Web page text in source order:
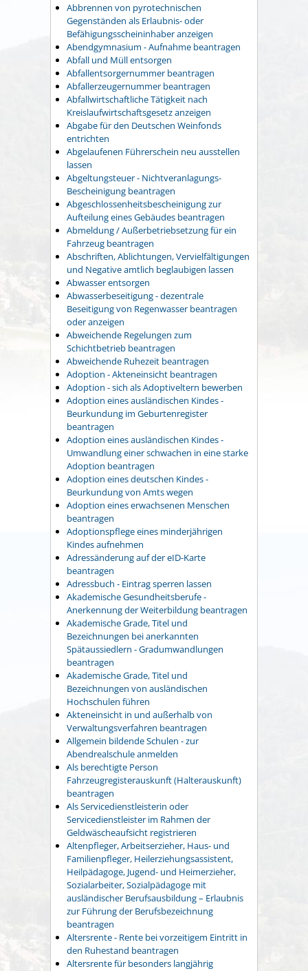
Abbrennen von pyrotechnischen
Gegenständen als Erlaubnis- oder
Befähigungsscheininhaber anzeigen
Abendgymnasium - Aufnahme beantragen
Abfall und Müll entsorgen
Abfallentsorgernummer beantragen
Abfallerzeugernummer beantragen
Abfallwirtschaftliche Tätigkeit nach
Kreislaufwirtschaftsgesetz anzeigen
Abgabe für den Deutschen Weinfonds
entrichten
Abgelaufenen Führerschein neu ausstellen
lassen
Abgeltungsteuer - Nichtveranlagungs-
Bescheinigung beantragen
Abgeschlossenheitsbescheinigung zur
Aufteilung eines Gebäudes beantragen
Abmeldung / Außerbetriebsetzung für ein
Fahrzeug beantragen
Abschriften, Ablichtungen, Vervielfältigungen
und Negative amtlich beglaubigen lassen
Abwasser entsorgen
Abwasserbeseitigung - dezentrale
Beseitigung von Regenwasser beantragen
oder anzeigen
Abweichende Regelungen zum
Schichtbetrieb beantragen
Abweichende Ruhezeit beantragen
Adoption - Akteneinsicht beantragen
Adoption - sich als Adoptiveltern bewerben
Adoption eines ausländischen Kindes -
Beurkundung im Geburtenregister
beantragen
Adoption eines ausländischen Kindes -
Umwandlung einer schwachen in eine starke
Adoption beantragen
Adoption eines deutschen Kindes -
Beurkundung von Amts wegen
Adoption eines erwachsenen Menschen
beantragen
Adoptionspflege eines minderjährigen
Kindes aufnehmen
Adressänderung auf der eID-Karte
beantragen
Adressbuch - Eintrag sperren lassen
Akademische Gesundheitsberufe -
Anerkennung der Weiterbildung beantragen
Akademische Grade, Titel und
Bezeichnungen bei anerkannten
Spätaussiedlern - Gradumwandlungen
beantragen
Akademische Grade, Titel und
Bezeichnungen von ausländischen
Hochschulen führen
Akteneinsicht in und außerhalb von
Verwaltungsverfahren beantragen
Allgemein bildende Schulen - zur
Abendrealschule anmelden
Als berechtigte Person
Fahrzeugregisterauskunft (Halterauskunft)
beantragen
Als Servicedienstleisterin oder
Servicedienstleister im Rahmen der
Geldwäscheaufsicht registrieren
Altenpfleger, Arbeitserzieher, Haus- und
Familienpfleger, Heilerziehungsassistent,
Heilpädagoge, Jugend- und Heimerzieher,
Sozialarbeiter, Sozialpädagoge mit
ausländischer Berufsausbildung – Erlaubnis
zur Führung der Berufsbezeichnung
beantragen
Altersrente - Rente bei vorzeitigem Eintritt in
den Ruhestand beantragen
Altersrente für besonders langjährig